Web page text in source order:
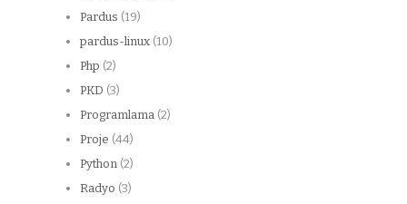
Pardus (19)
pardus-linux (10)
Php (2)
PKD (3)
Programlama (2)
Proje (44)
Python (2)
Radyo (3)